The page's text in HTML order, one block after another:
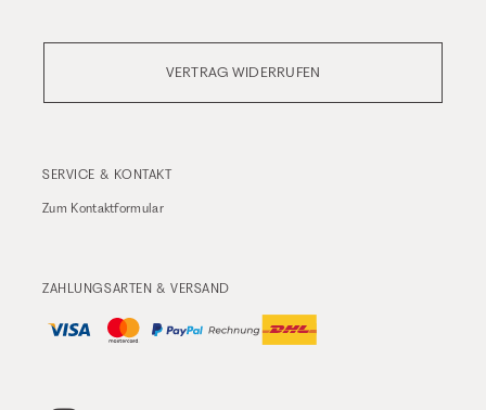
VERTRAG WIDERRUFEN
SERVICE & KONTAKT
Zum Kontaktformular
ZAHLUNGSARTEN & VERSAND